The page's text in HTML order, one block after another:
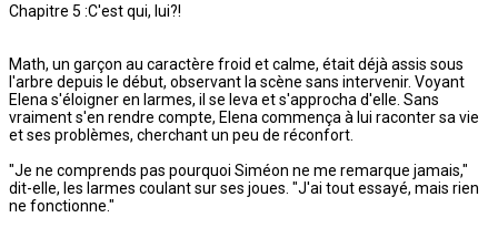
Chapitre 5 :C'est qui, lui?!
Math, un garçon au caractère froid et calme, était déjà assis sous
l'arbre depuis le début, observant la scène sans intervenir. Voyant
Elena s'éloigner en larmes, il se leva et s'approcha d'elle. Sans
vraiment s'en rendre compte, Elena commença à lui raconter sa vie
et ses problèmes, cherchant un peu de réconfort.
"Je ne comprends pas pourquoi Siméon ne me remarque jamais,"
dit-elle, les larmes coulant sur ses joues. "J'ai tout essayé, mais rien
ne fonctionne."